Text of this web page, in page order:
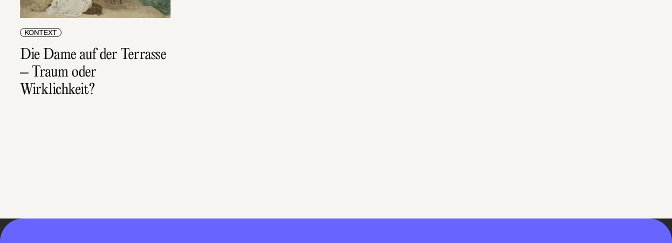
KONTEXT
Die Dame auf der Terrasse
– Traum oder
Wirklichkeit?